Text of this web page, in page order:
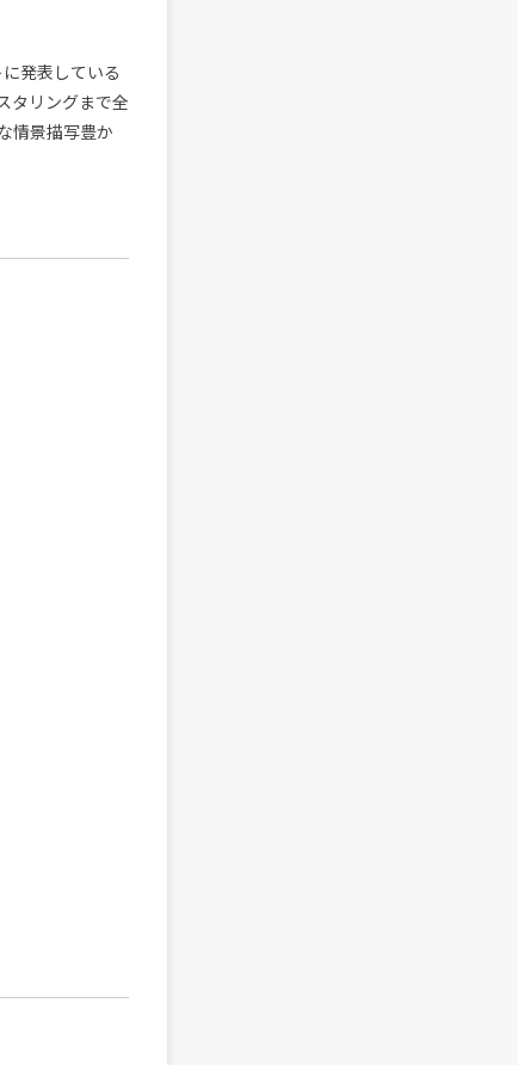
発表している
タリングまで全
情景描写豊か